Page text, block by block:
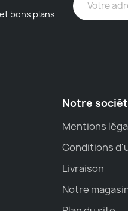
bons plans
Notre
Mentions
Conditions
Livraison
Notre